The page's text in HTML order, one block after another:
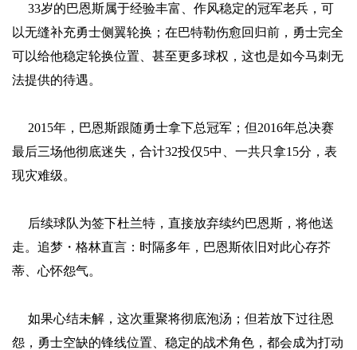
33岁的巴恩斯属于经验丰富、作风稳定的冠军老兵，可
以无缝补充勇士侧翼轮换；在巴特勒伤愈回归前，勇士完全
可以给他稳定轮换位置、甚至更多球权，这也是如今马刺无
法提供的待遇。
2015年，巴恩斯跟随勇士拿下总冠军；但2016年总决赛
最后三场他彻底迷失，合计32投仅5中、一共只拿15分，表
现灾难级。
后续球队为签下杜兰特，直接放弃续约巴恩斯，将他送
走。追梦・格林直言：时隔多年，巴恩斯依旧对此心存芥
蒂、心怀怨气。
如果心结未解，这次重聚将彻底泡汤；但若放下过往恩
怨，勇士空缺的锋线位置、稳定的战术角色，都会成为打动